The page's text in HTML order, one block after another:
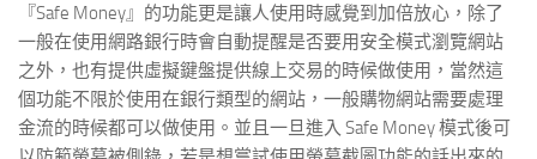
『Safe Money』的功能更是讓人使用時感覺到加倍放心，除了
一般在使用網路銀行時會自動提醒是否要用安全模式瀏覽網站
之外，也有提供虛擬鍵盤提供線上交易的時候做使用，當然這
個功能不限於使用在銀行類型的網站，一般購物網站需要處理
金流的時候都可以做使用。並且一旦進入 Safe Money 模式後可